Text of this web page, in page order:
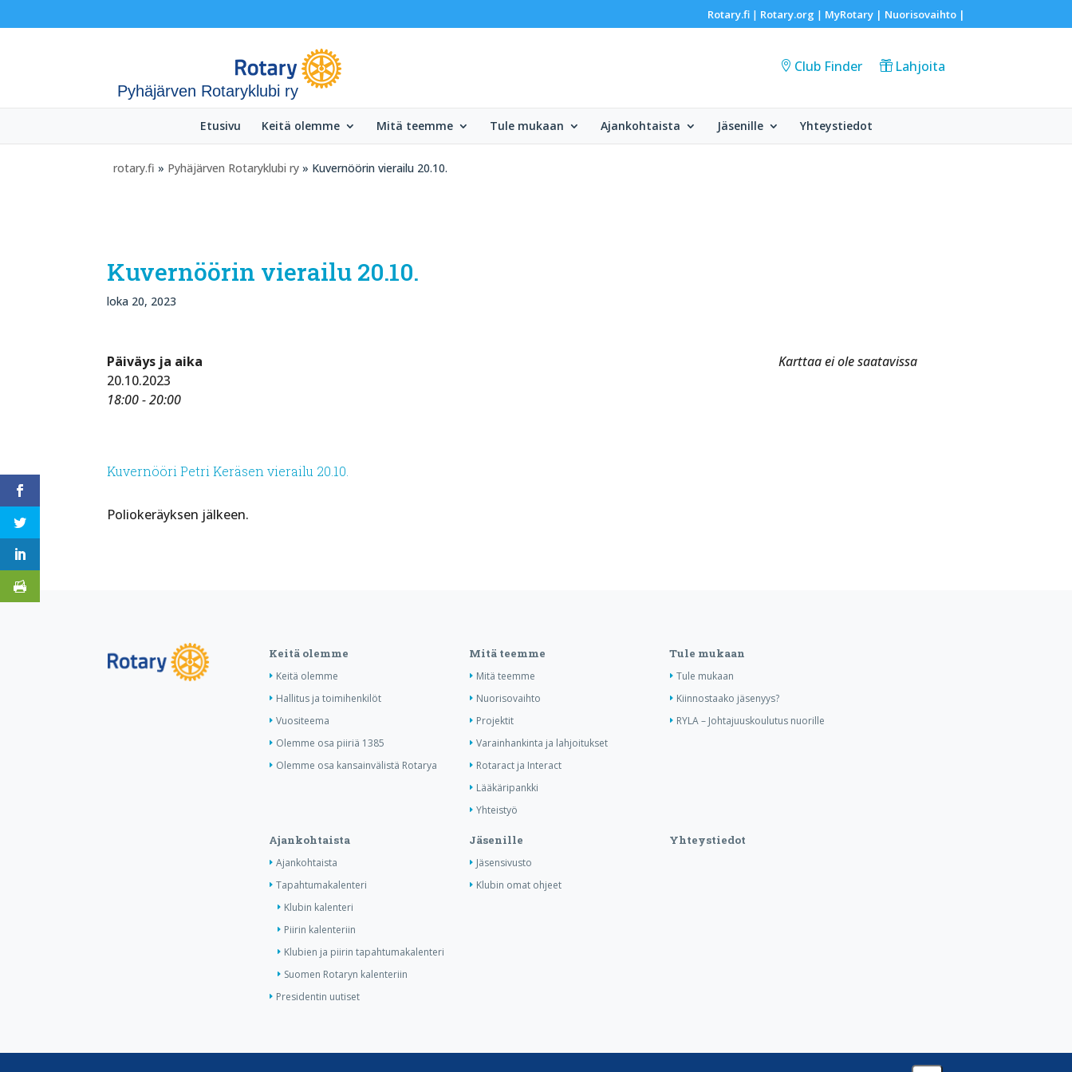
Rotary.fi| Rotary.org | MyRotary | Nuorisovaihto|
Pyhäjärven Rotaryklubi ry
Club Finder Lahjoita
Etusivu Keitä olemme Mitä teemme Tule mukaan Ajankohtaista Jäsenille Yhteystiedot
rotary.fi » Pyhäjärven Rotaryklubi ry » Kuvernöörin vierailu 20.10.
Kuvernöörin vierailu 20.10.
loka 20, 2023
Karttaa ei ole saatavissa
Päiväys ja aika
20.10.2023
18:00 - 20:00
Kuvernööri Petri Keräsen vierailu 20.10.
Poliokeräyksen jälkeen.
Keitä olemme
Keitä olemme
Hallitus ja toimihenkilöt
Vuositeema
Olemme osa piiriä 1385
Olemme osa kansainvälistä Rotarya
Mitä teemme
Mitä teemme
Nuorisovaihto
Projektit
Varainhankinta ja lahjoitukset
Rotaract ja Interact
Lääkäripankki
Yhteistyö
Tule mukaan
Tule mukaan
Kiinnostaako jäsenyys?
RYLA – Johtajuuskoulutus nuorille
Ajankohtaista
Ajankohtaista
Tapahtumakalenteri
Klubin kalenteri
Piirin kalenteriin
Klubien ja piirin tapahtumakalenteri
Suomen Rotaryn kalenteriin
Presidentin uutiset
Jäsenille
Jäsensivusto
Klubin omat ohjeet
Yhteystiedot